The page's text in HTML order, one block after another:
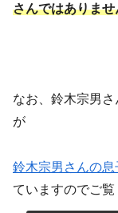
さんではありませ
なお、鈴木宗男
が
鈴木宗男さんの息
ていますのでご覧